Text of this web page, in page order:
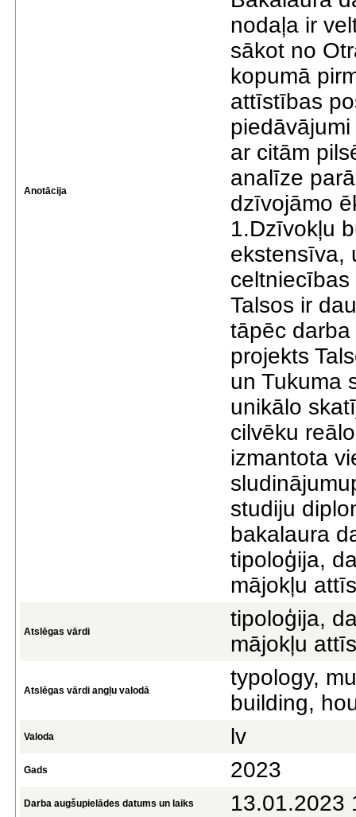
Anotācija
nodaļa ir
sākot no
kopumā
attīstības
ar citām
analīze
dzīvojāmo
1.Dzīvokļu
ekstensīva,
Talsos ir
tāpēc
projekts
un Tukuma
unikālo
cilvēku
izmantota
studiju
bakalaura
tipoloģija,
mājokļu
Atslēgas vārdi
tipoloģija,
mājokļu
Atslēgas vārdi angļu valodā
typology,
building,
Valoda lv
Gads 2023
Darba augšupielādes datums un laiks 13.01.2023